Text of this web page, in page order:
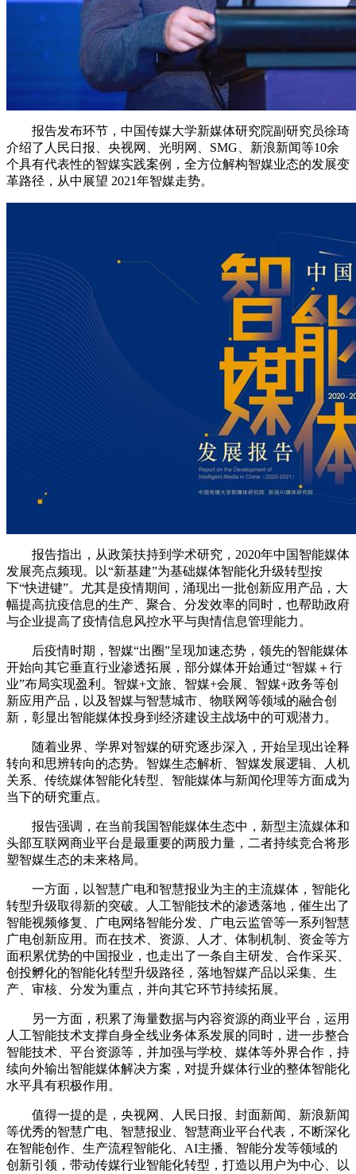
报告发布环节，中国传媒大学新媒体研究院副研究员徐琦
介绍了人民日报、央视网、光明网、SMG、新浪新闻等10余
个具有代表性的智媒实践案例，全方位解构智媒业态的发展变
革路径，从中展望 2021年智媒走势。
报告指出，从政策扶持到学术研究，2020年中国智能媒体
发展亮点频现。以“新基建”为基础媒体智能化升级转型按
下“快进键”。尤其是疫情期间，涌现出一批创新应用产品，大
幅提高抗疫信息的生产、聚合、分发效率的同时，也帮助政府
与企业提高了疫情信息风控水平与舆情信息管理能力。
后疫情时期，智媒“出圈”呈现加速态势，领先的智能媒体
开始向其它垂直行业渗透拓展，部分媒体开始通过“智媒＋行
业”布局实现盈利。智媒+文旅、智媒+会展、智媒+政务等创
新应用产品，以及智媒与智慧城市、物联网等领域的融合创
新，彰显出智能媒体投身到经济建设主战场中的可观潜力。
随着业界、学界对智媒的研究逐步深入，开始呈现出诠释
转向和思辨转向的态势。智媒生态解析、智媒发展逻辑、人机
关系、传统媒体智能化转型、智能媒体与新闻伦理等方面成为
当下的研究重点。
报告强调，在当前我国智能媒体生态中，新型主流媒体和
头部互联网商业平台是最重要的两股力量，二者持续竞合将形
塑智媒生态的未来格局。
一方面，以智慧广电和智慧报业为主的主流媒体，智能化
转型升级取得新的突破。人工智能技术的渗透落地，催生出了
智能视频修复、广电网络智能分发、广电云监管等一系列智慧
广电创新应用。而在技术、资源、人才、体制机制、资金等方
面积累优势的中国报业，也走出了一条自主研发、合作采买、
创投孵化的智能化转型升级路径，落地智媒产品以采集、生
产、审核、分发为重点，并向其它环节持续拓展。
另一方面，积累了海量数据与内容资源的商业平台，运用
人工智能技术支撑自身全线业务体系发展的同时，进一步整合
智能技术、平台资源等，并加强与学校、媒体等外界合作，持
续向外输出智能媒体解决方案，对提升媒体行业的整体智能化
水平具有积极作用。
值得一提的是，央视网、人民日报、封面新闻、新浪新闻
等优秀的智慧广电、智慧报业、智慧商业平台代表，不断深化
在智能创作、生产流程智能化、AI主播、智能分发等领域的
创新引领，带动传媒行业智能化转型，打造以用户为中心、以